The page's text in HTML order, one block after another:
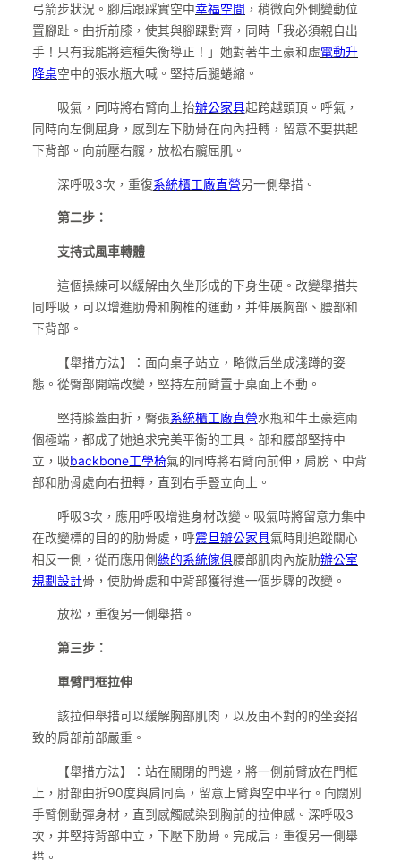
弓箭步狀況。腳后跟踩實空中幸福空間 ，稍微向外側變動位
置腳趾。曲折前膝，使其與腳踝對齊，同時「我必須親自出
手！只有我能將這種失衡導正！」她對著牛土豪和虛電動升
降桌空中的張水瓶大喊。堅持后腿蜷縮。
吸氣，同時將右臂向上抬辦公家具起跨越頭頂。呼氣，
同時向左側屈身，感到左下肋骨在向內扭轉，留意不要拱起
下背部。向前壓右髖，放松右髖屈肌。
深呼吸3次，重復系統櫃工廠直營另一側舉措。
第二步：
支持式風車轉體
這個操練可以緩解由久坐形成的下身生硬。改變舉措共
同呼吸，可以增進肋骨和胸椎的運動，并伸展胸部、腰部和
下背部。
【舉措方法】：面向桌子站立，略微后坐成淺蹲的姿
態。從臀部開端改變，堅持左前臂置于桌面上不動。
堅持膝蓋曲折，臀張系統櫃工廠直營水瓶和牛土豪這兩
個極端，都成了她追求完美平衡的工具。部和腰部堅持中
立，吸backbone工學椅氣的同時將右臂向前伸，肩膀、中背
部和肋骨處向右扭轉，直到右手豎立向上。
呼吸3次，應用呼吸增進身材改變。吸氣時將留意力集中
在改變標的目的的肋骨處，呼震旦辦公家具氣時則追蹤關心
相反一側，從而應用側綠的系統傢俱腰部肌肉內旋肋辦公室
規劃設計骨，使肋骨處和中背部獲得進一個步驟的改變。
放松，重復另一側舉措。
第三步：
單臂門框拉伸
該拉伸舉措可以緩解胸部肌肉，以及由不對的的坐姿招
致的肩部前部嚴重。
【舉措方法】：站在關閉的門邊，將一側前臂放在門框
上，肘部曲折90度與肩同高，留意上臂與空中平行。向闊別
手臂側動彈身材，直到感觸感染到胸前的拉伸感。深呼吸3
次，并堅持背部中立，下壓下肋骨。完成后，重復另一側舉
措。